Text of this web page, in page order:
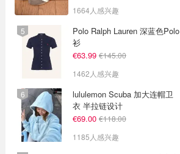
1664人感兴趣
Polo Ralph Lauren 深蓝色Polo
衫
€63.99 €145.00
1462人感兴趣
lululemon Scuba 加大连帽卫
衣 半拉链设计
€69.00 €118.00
1185人感兴趣